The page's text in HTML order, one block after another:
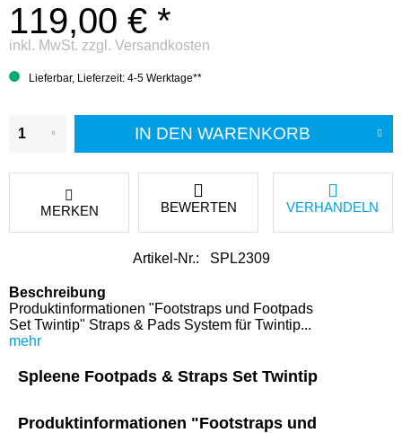
119,00 € *
inkl. MwSt. zzgl. Versandkosten
Lieferbar, Lieferzeit: 4-5 Werktage**
IN DEN WARENKORB
MERKEN BEWERTEN VERHANDELN
Artikel-Nr.: SPL2309
Beschreibung
Produktinformationen "Footstraps und Footpads
Set Twintip" Straps & Pads System für Twintip...
mehr
Spleene Footpads & Straps Set Twintip
Produktinformationen "Footstraps und